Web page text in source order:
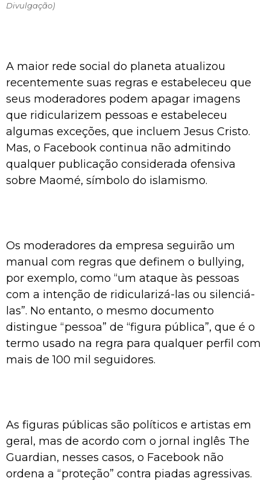
Divulgação)
A maior rede social do planeta atualizou
recentemente suas regras e estabeleceu que
seus moderadores podem apagar imagens
que ridicularizem pessoas e estabeleceu
algumas exceções, que incluem Jesus Cristo.
Mas, o Facebook continua não admitindo
qualquer publicação considerada ofensiva
sobre Maomé, símbolo do islamismo.
Os moderadores da empresa seguirão um
manual com regras que definem o bullying,
por exemplo, como “um ataque às pessoas
com a intenção de ridicularizá-las ou silenciá-
las”. No entanto, o mesmo documento
distingue “pessoa” de “figura pública”, que é o
termo usado na regra para qualquer perfil com
mais de 100 mil seguidores.
As figuras públicas são políticos e artistas em
geral, mas de acordo com o jornal inglês The
Guardian, nesses casos, o Facebook não
ordena a “proteção” contra piadas agressivas.